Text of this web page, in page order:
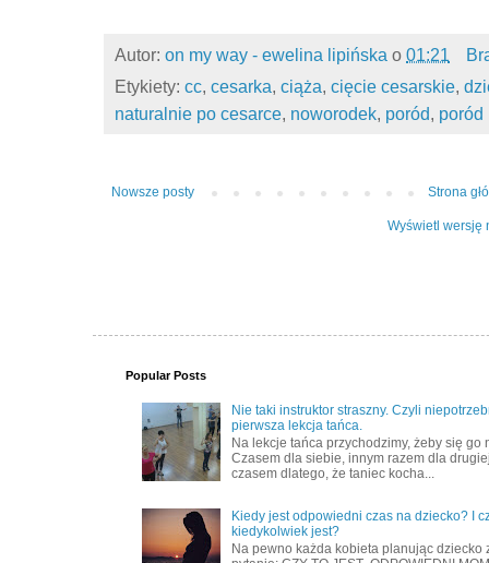
Autor: on my way - ewelina lipińska o 01:21
Etykiety: cc cesarka ciąża cięcie cesarskie
naturalnie po cesarce noworodek poród poród
Nowsze posty Strona
Wyświetl wersję
Popular Posts
Nie taki instruktor straszny. Czyli
pierwsza lekcja tańca.
Na lekcje tańca przychodzimy, żeby się go
Czasem dla siebie, innym razem dla
czasem dlatego, że taniec kocha...
Kiedy jest odpowiedni czas na dziecko? I
kiedykolwiek jest?
Na pewno każda kobieta planując dziecko